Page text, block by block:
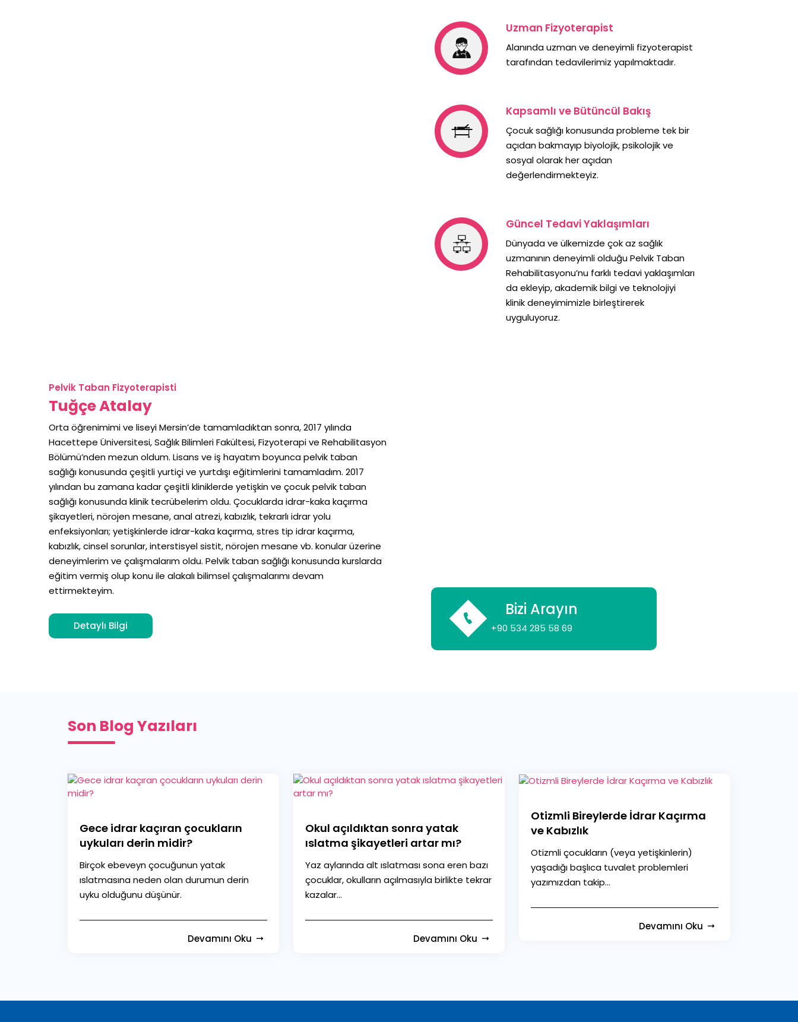
Uzman Fizyoterapist
Alanında uzman ve deneyimli fizyoterapist
tarafından tedavilerimiz yapılmaktadır.
Kapsamlı ve Bütüncül Bakış
Çocuk sağlığı konusunda probleme tek bir
açıdan bakmayıp biyolojik, psikolojik ve
sosyal olarak her açıdan
değerlendirmekteyiz.
Güncel Tedavi Yaklaşımları
Dünyada ve ülkemizde çok az sağlık
uzmanının deneyimli olduğu Pelvik Taban
Rehabilitasyonu’nu farklı tedavi yaklaşımları
da ekleyip, akademik bilgi ve teknolojiyi
klinik deneyimimizle birleştirerek
uyguluyoruz.
Pelvik Taban Fizyoterapisti
Tuğçe Atalay
Orta öğrenimimi ve liseyi Mersin’de tamamladıktan sonra, 2017 yılında
Hacettepe Üniversitesi, Sağlık Bilimleri Fakültesi, Fizyoterapi ve Rehabilitasyon
Bölümü’nden mezun oldum. Lisans ve iş hayatım boyunca pelvik taban
sağlığı konusunda çeşitli yurtiçi ve yurtdışı eğitimlerini tamamladım. 2017
yılından bu zamana kadar çeşitli kliniklerde yetişkin ve çocuk pelvik taban
sağlığı konusunda klinik tecrübelerim oldu. Çocuklarda idrar-kaka kaçırma
şikayetleri, nörojen mesane, anal atrezi, kabızlık, tekrarlı idrar yolu
enfeksiyonları; yetişkinlerde idrar-kaka kaçırma, stres tip idrar kaçırma,
kabızlık, cinsel sorunlar, interstisyel sistit, nörojen mesane vb. konular üzerine
deneyimlerim ve çalışmalarım oldu. Pelvik taban sağlığı konusunda kurslarda
eğitim vermiş olup konu ile alakalı bilimsel çalışmalarımı devam
ettirmekteyim.
Detaylı Bilgi
Bizi Arayın
+90 534 285 58 69
Son Blog Yazıları
Gece idrar kaçıran çocukların
uykuları derin midir?
Birçok ebeveyn çocuğunun yatak
ıslatmasına neden olan durumun derin
uyku olduğunu düşünür.
Devamını Oku
Okul açıldıktan sonra yatak
ıslatma şikayetleri artar mı?
Yaz aylarında alt ıslatması sona eren bazı
çocuklar, okulların açılmasıyla birlikte tekrar
kazalar...
Devamını Oku
Otizmli Bireylerde İdrar Kaçırma
ve Kabızlık
Otizmli çocukların (veya yetişkinlerin)
yaşadığı başlıca tuvalet problemleri
yazımızdan takip...
Devamını Oku